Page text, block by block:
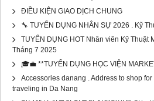
ĐIỀU KIỆN GIAO DỊCH CHUNG
🔧 TUYỂN DỤNG NHÂN SỰ 2026 . Kỹ
TUYỂN DỤNG HOT Nhân viên Kỹ Thuật
Tháng 7 2025
🎓💼 **TUYỂN DỤNG HỌC VIỆN
Accessories danang . Address to shop
traveling in Da Nang